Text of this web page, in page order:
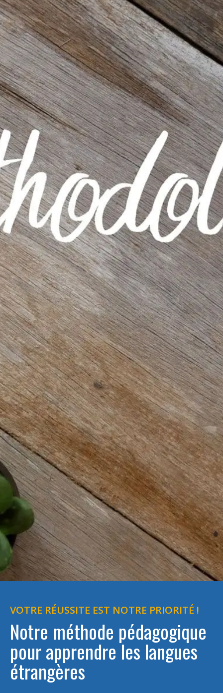
VOTRE RÉUSSITE EST NOTRE PRIORITÉ !
Notre méthode pédagogique
pour apprendre les langues
étrangères